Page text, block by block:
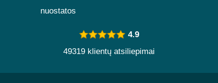
nuostatos
4.9
49319 klientų atsiliepimai